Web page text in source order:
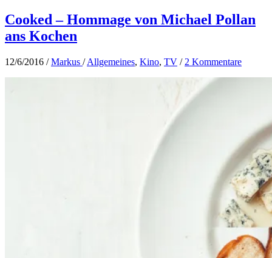
mich
auf
Dich
Cooked – Hommage von Michael Pollan
ans Kochen
12/6/2016 /Markus /Allgemeines, Kino, TV / 2 Kommentare